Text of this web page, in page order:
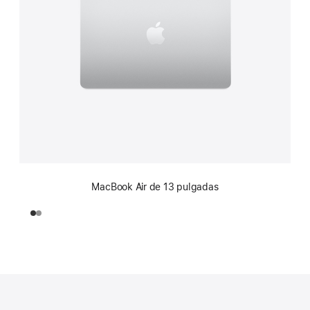
MacBook Air de 13 pulgadas